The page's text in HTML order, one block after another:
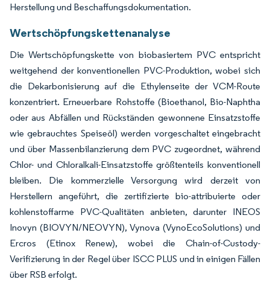
Herstellung und Beschaffungsdokumentation.
Wertschöpfungskettenanalyse
Die Wertschöpfungskette von biobasiertem PVC entspricht
weitgehend der konventionellen PVC-Produktion, wobei sich
die Dekarbonisierung auf die Ethylenseite der VCM-Route
konzentriert. Erneuerbare Rohstoffe (Bioethanol, Bio-Naphtha
oder aus Abfällen und Rückständen gewonnene Einsatzstoffe
wie gebrauchtes Speiseöl) werden vorgeschaltet eingebracht
und über Massenbilanzierung dem PVC zugeordnet, während
Chlor- und Chloralkali-Einsatzstoffe größtenteils konventionell
bleiben. Die kommerzielle Versorgung wird derzeit von
Herstellern angeführt, die zertifizierte bio-attribuierte oder
kohlenstoffarme PVC-Qualitäten anbieten, darunter INEOS
Inovyn (BIOVYN/NEOVYN), Vynova (VynoEcoSolutions) und
Ercros (Etinox Renew), wobei die Chain-of-Custody-
Verifizierung in der Regel über ISCC PLUS und in einigen Fällen
über RSB erfolgt.